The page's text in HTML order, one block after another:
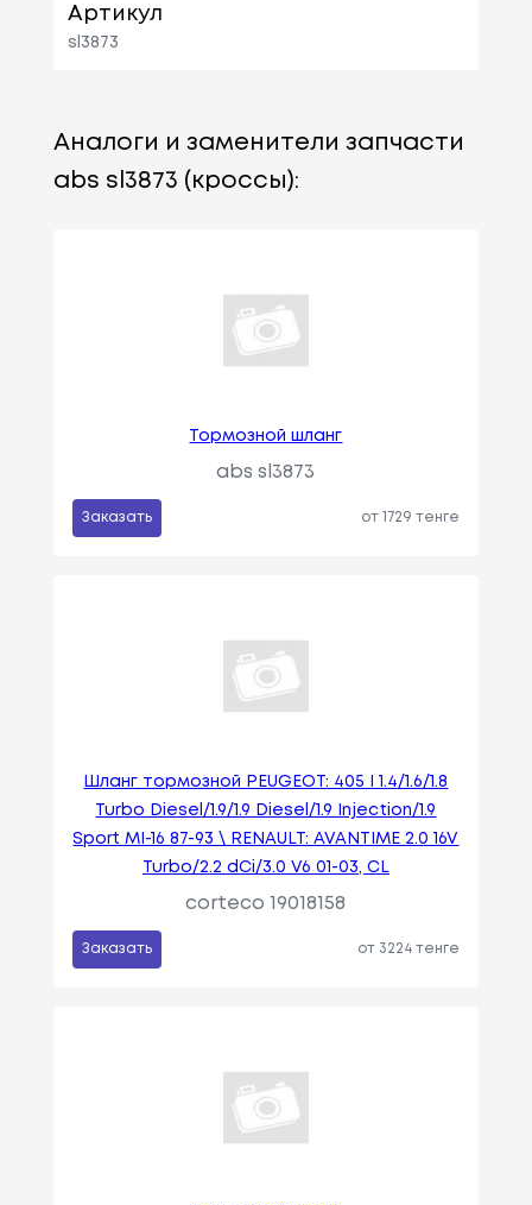
Артикул
sl3873
Аналоги и заменители запчасти
abs sl3873 (кроссы):
Тормозной шланг
abs sl3873
Заказать от 1729 тенге
Шланг тормозной PEUGEOT: 405 I 1.4/1.6/1.8
Turbo Diesel/1.9/1.9 Diesel/1.9 Injection/1.9
Sport MI-16 87-93 \ RENAULT: AVANTIME 2.0 16V
Turbo/2.2 dCi/3.0 V6 01-03, CL
corteco 19018158
Заказать от 3224 тенге